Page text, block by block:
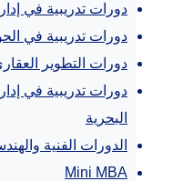
دورات تدريبية في
دورات تدريبية في
دورات التطوير
دورات تدريبية في
البحرية
الدورات الفنية
Mini MBA